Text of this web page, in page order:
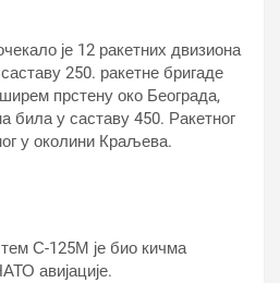
је 12 ракетних двизиона
250. ракетне бригаде
прстену око Београда,
била у саставу 450. Ракетног
у околини Краљева.
С-125М је био кичма
авијације.